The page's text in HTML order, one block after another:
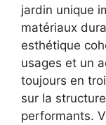
jardin unique
matériaux
esthétique
usages et un
toujours en
sur la
performants.